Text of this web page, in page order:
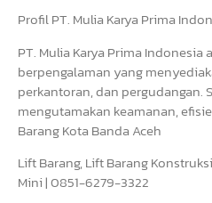
Profil PT. Mulia Karya Prima
PT. Mulia Karya Prima
berpengalaman yang
perkantoran, dan pergudangan.
mengutamakan keamanan,
Barang Kota Banda Aceh
Lift Barang, Lift Barang
Mini | 0851-6279-3322